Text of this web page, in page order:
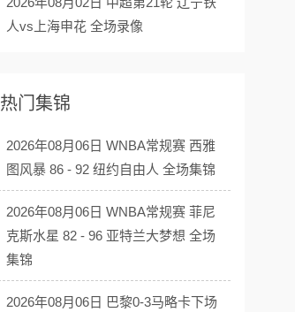
人vs上海申花 全场录像
热门集锦
2026年08月06日 WNBA常规赛 西雅
图风暴 86 - 92 纽约自由人 全场集锦
2026年08月06日 WNBA常规赛 菲尼
克斯水星 82 - 96 亚特兰大梦想 全场
集锦
2026年08月06日 巴黎0-3马略卡下场